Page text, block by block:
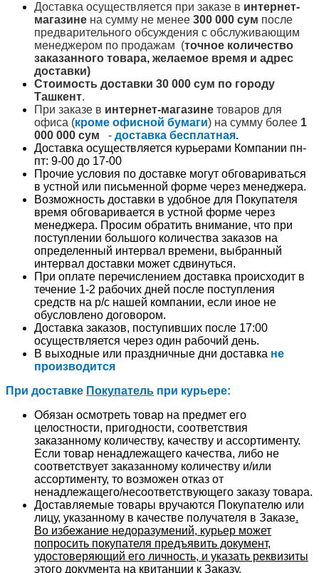
Доставка осуществляется при заказе в интернет-
магазине на сумму не менее 300 000 сум после
предварительного обсуждения с обслуживающим
менеджером по продажам (точное количество
заказанного товара, желаемое время и адрес
доставки)
Стоимость доставки 30 000 сум по городу
Ташкент.
При заказе в интернет-магазине товаров для
офиса (кроме офисной бумаги) на сумму более 1
000 000 сум
- доставка бесплатная.
Доставка осуществляется курьерами Компании пн-
пт: 9-00 до 17-00
Прочие условия по доставке могут обговариваться
в устной или письменной форме через менеджера.
Возможность доставки в удобное для Покупателя
время обговаривается в устной форме через
менеджера. Просим обратить внимание, что при
поступлении большого количества заказов на
определенный интервал времени, выбранный
интервал доставки может сдвинуться.
При оплате перечислением доставка происходит в
течение 1-2 рабочих дней после поступления
средств на р/с нашей компании, если иное не
обусловлено договором.
Доставка заказов, поступивших после 17:00
осуществляется через один рабочий день.
В выходные или праздничные дни доставка не
производится
При доставке Покупатель при курьере:
Обязан осмотреть товар на предмет его
целостности, пригодности, соответствия
заказанному количеству, качеству и ассортименту.
Если товар ненадлежащего качества, либо не
соответствует заказанному количеству и/или
ассортименту, то возможен отказ от
ненадлежащего/несоответствующего заказу товара.
Доставляемые товары вручаются Покупателю или
лицу, указанному в качестве получателя в Заказе.
Во избежание недоразумений, курьер может
попросить покупателя предъявить документ,
удостоверяющий его личность, и указать реквизиты
этого документа на квитанции к Заказу.